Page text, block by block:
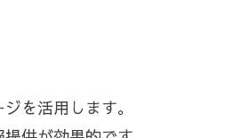
を活用します。